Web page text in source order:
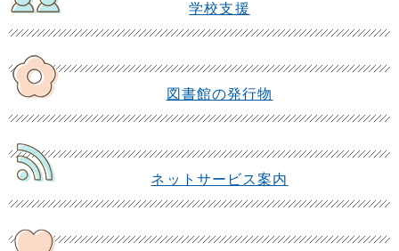
学校支援
図書館の発行物
ネットサービス案内